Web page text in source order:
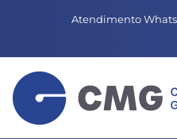
Atendimento